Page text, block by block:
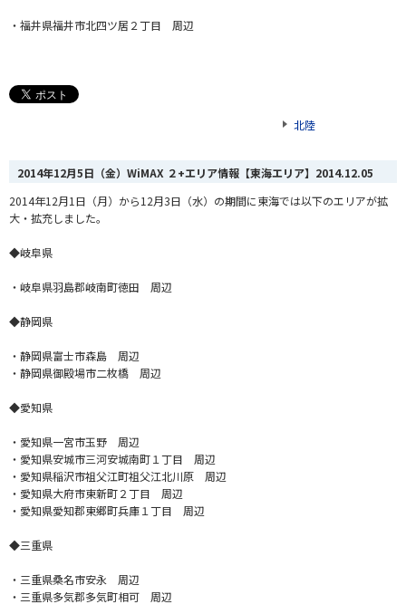
・福井県福井市北四ツ居２丁目 周辺
北陸
2014年12月5日（金）WiMAX ２+エリア情報【東海エリア】 2014.12.05
2014年12月1日（月）から12月3日（水）の期間に東海では以下のエリアが拡
大・拡充しました。
◆岐阜県
・岐阜県羽島郡岐南町徳田 周辺
◆静岡県
・静岡県富士市森島 周辺
・静岡県御殿場市二枚橋 周辺
◆愛知県
・愛知県一宮市玉野 周辺
・愛知県安城市三河安城南町１丁目 周辺
・愛知県稲沢市祖父江町祖父江北川原 周辺
・愛知県大府市東新町２丁目 周辺
・愛知県愛知郡東郷町兵庫１丁目 周辺
◆三重県
・三重県桑名市安永 周辺
・三重県多気郡多気町相可 周辺